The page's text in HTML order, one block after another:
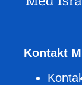
Kontakt